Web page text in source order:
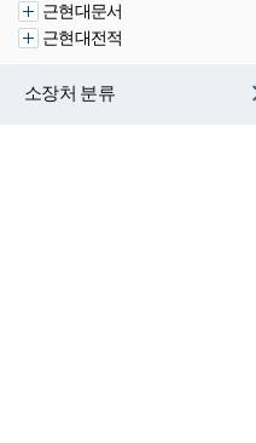
근현대문서
근현대전적
소장처 분류